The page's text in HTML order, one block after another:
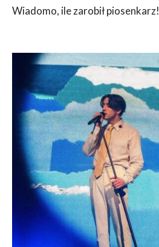
Wiadomo, ile zarobił piosenkarz!